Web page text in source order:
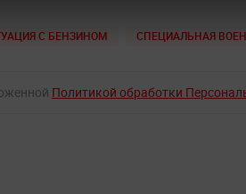
С БЕНЗИНОМ СПЕЦИАЛЬНАЯ
Политикой обработки